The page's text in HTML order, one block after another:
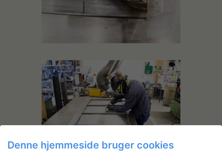
Denne hjemmeside bruger cookies